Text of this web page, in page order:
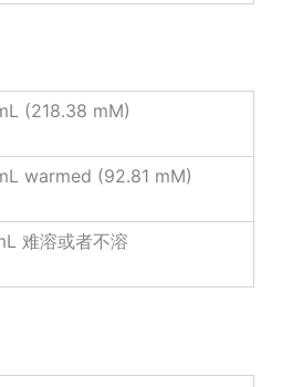
(218.38 mM)
warmed (92.81 mM)
难溶或者不溶